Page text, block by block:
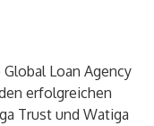
Global Loan Agency
erfolgreichen
Trust und Watiga